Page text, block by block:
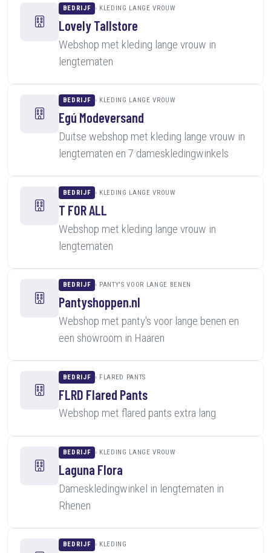
BEDRIJF KLEDING LANGE VROUW
Lovely Tallstore
Webshop met kleding lange vrouw in
lengtematen
BEDRIJF KLEDING LANGE VROUW
Egú Modeversand
Duitse webshop met kleding lange vrouw in
lengtematen en 7 dameskledingwinkels
BEDRIJF KLEDING LANGE VROUW
T FOR ALL
Webshop met kleding lange vrouw in
lengtematen
BEDRIJF PANTY'S VOOR LANGE BENEN
Pantyshoppen.nl
Webshop met panty's voor lange benen en
een showroom in Haaren
BEDRIJF FLARED PANTS
FLRD Flared Pants
Webshop met flared pants extra lang
BEDRIJF KLEDING LANGE VROUW
Laguna Flora
Dameskledingwinkel in lengtematen in
Rhenen
BEDRIJF KLEDING